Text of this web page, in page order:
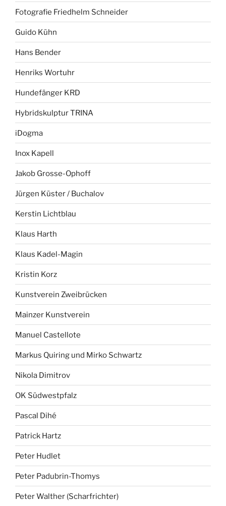
Fotografie Friedhelm Schneider
Guido Kühn
Hans Bender
Henriks Wortuhr
Hundefänger KRD
Hybridskulptur TRINA
iDogma
Inox Kapell
Jakob Grosse-Ophoff
Jürgen Küster / Buchalov
Kerstin Lichtblau
Klaus Harth
Klaus Kadel-Magin
Kristin Korz
Kunstverein Zweibrücken
Mainzer Kunstverein
Manuel Castellote
Markus Quiring und Mirko Schwartz
Nikola Dimitrov
OK Südwestpfalz
Pascal Dihé
Patrick Hartz
Peter Hudlet
Peter Padubrin-Thomys
Peter Walther (Scharfrichter)